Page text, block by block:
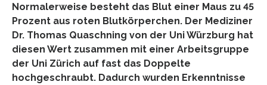
Normalerweise besteht das Blut einer Maus zu 45
Prozent aus roten Blutkörperchen. Der Mediziner
Dr. Thomas Quaschning von der Uni Würzburg hat
diesen Wert zusammen mit einer Arbeitsgruppe
der Uni Zürich auf fast das Doppelte
hochgeschraubt. Dadurch wurden Erkenntnisse